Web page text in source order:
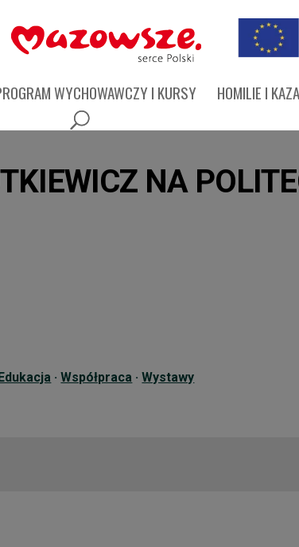
WYCHOWAWCZY I KURSY HOMILIE I
NA
Edukacja ·Współpraca ·Wystawy